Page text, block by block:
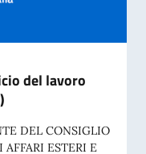
del lavoro
DEL CONSIGLIO
ESTERI E